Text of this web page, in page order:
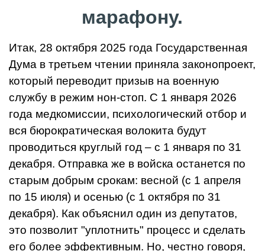
марафону.
Итак, 28 октября 2025 года Государственная
Дума в третьем чтении приняла законопроект,
который переводит призыв на военную
службу в режим нон-стоп. С 1 января 2026
года медкомиссии, психологический отбор и
вся бюрократическая волокита будут
проводиться круглый год – с 1 января по 31
декабря. Отправка же в войска останется по
старым добрым срокам: весной (с 1 апреля
по 15 июля) и осенью (с 1 октября по 31
декабря). Как объяснил один из депутатов,
это позволит "уплотнить" процесс и сделать
его более эффективным. Но, честно говоря,